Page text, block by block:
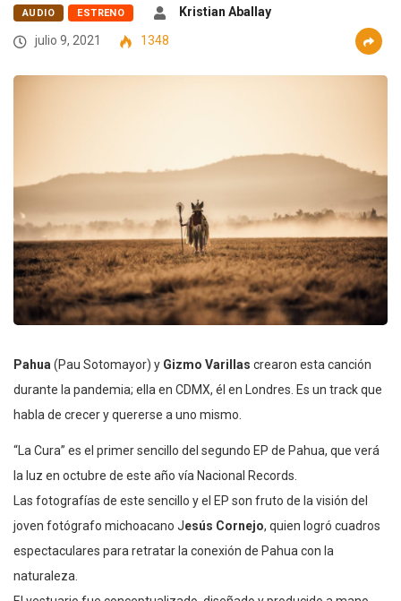
AUDIO ESTRENO
Kristian Aballay
julio 9, 2021
1348
Pahua(Pau Sotomayor) y Gizmo Varillas crearon esta canción
durante la pandemia; ella en CDMX, él en Londres. Es un track que
habla de crecer y quererse a uno mismo.
“La Cura” es el primer sencillo del segundo EP de Pahua, que verá
la luz en octubre de este año vía Nacional Records.
Las fotografías de este sencillo y el EP son fruto de la visión del
joven fotógrafo michoacano Jesús Cornejo, quien logró cuadros
espectaculares para retratar la conexión de Pahua con la
naturaleza.